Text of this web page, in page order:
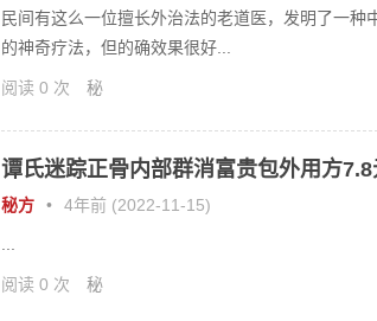
民间有这么一位擅长外治法的老道医，发明了一种
的神奇疗法，但的确效果很好...
阅读 0 次 秘
谭氏迷踪正骨内部群消富贵包外用方7.8
秘方 • 4年前 (2022-11-15)
阅读 0 次 秘